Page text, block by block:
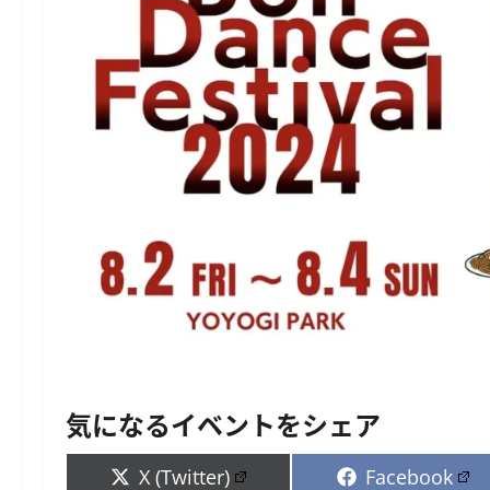
気になるイベントをシェア
Share
X (Twitter) Share
Facebook